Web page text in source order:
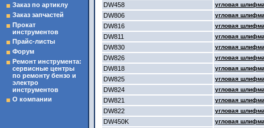
DW458
угловая
DW806
угловая
DW816
угловая
DW811
угловая
DW830
угловая
DW826
угловая
DW818
угловая
DW825
угловая
DW824
угловая
DW821
угловая
DW822
угловая
DW450K
угловая
Заказ по артиклу
Заказ запчастей
Прокат
инструментов
Прайс-листы
Форум
Ремонт инструмента:
сервисные центры
по ремонту бензо и
электро
инструментов
О компании